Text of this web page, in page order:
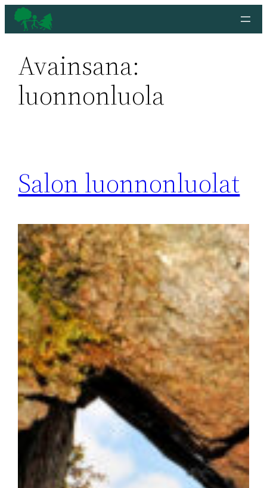
Siirry
sisältöön
Avainsana:
luonnonluola
Salon luonnonluolat